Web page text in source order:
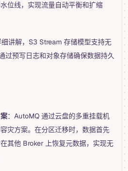
位线，实现流量自动平衡和扩缩
讲解，S3 Stream 存储模型支持无
过预写日志和对象存储确保数据持久
：AutoMQ 通过云盘的多重挂载机
灾方案。在分区迁移时，数据首先
其他 Broker 上恢复元数据，实现无